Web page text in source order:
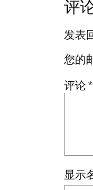
评
发表
您的
评论*
显示